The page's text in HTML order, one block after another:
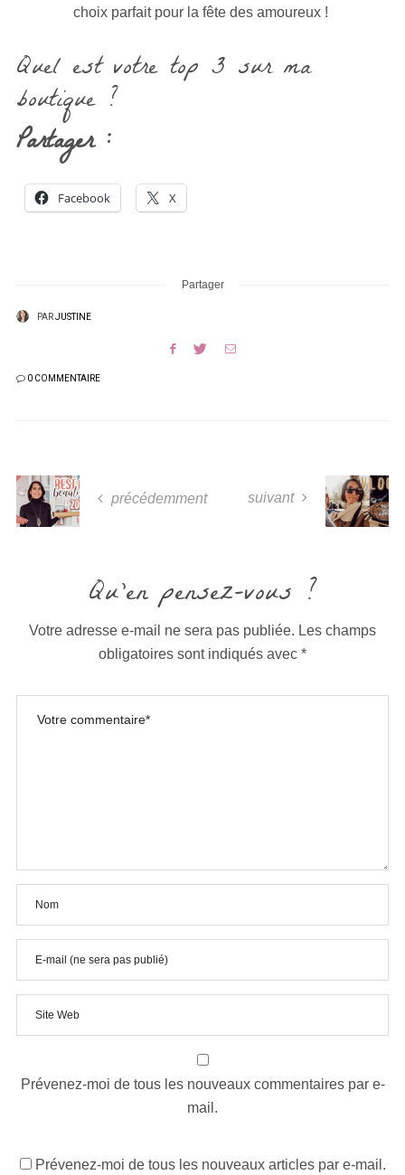
choix parfait pour la fête des amoureux !
Quel est votre top 3 sur ma
boutique ?
Partager :
Facebook X
Partager
PARJUSTINE
0 COMMENTAIRE
précédemment suivant
Qu'en pensez-vous ?
Votre adresse e-mail ne sera pas publiée. Les champs
obligatoires sont indiqués avec *
Prévenez-moi de tous les nouveaux commentaires par e-
mail.
Prévenez-moi de tous les nouveaux articles par e-mail.